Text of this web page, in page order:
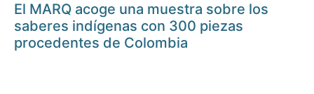
El MARQ acoge una muestra sobre los
saberes indígenas con 300 piezas
procedentes de Colombia